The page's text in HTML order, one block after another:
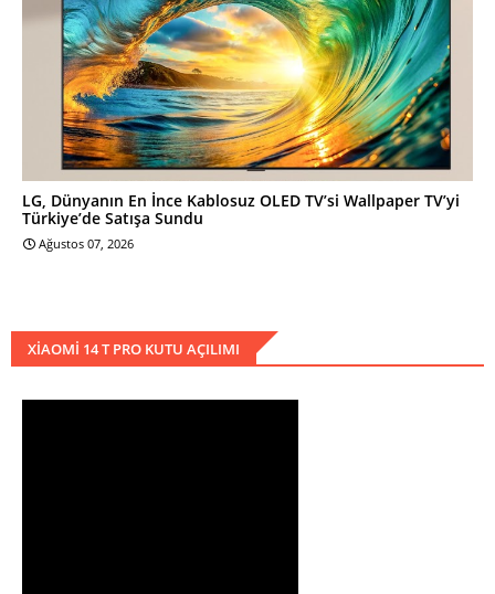
LG, Dünyanın En İnce Kablosuz OLED TV’si Wallpaper TV’yi
Türkiye’de Satışa Sundu
Ağustos 07, 2026
XIAOMI 14 T PRO KUTU AÇILIMI